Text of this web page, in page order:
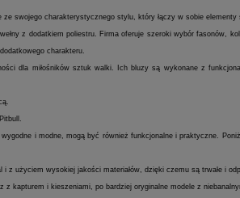
swojego charakterystycznego stylu, który łączy w sobie elementy
z dodatkiem poliestru. Firma oferuje szeroki wybór fasonów,
charakteru.
dla miłośników sztuk walki. Ich bluzy są wykonane z
i modne, mogą być również funkcjonalne i praktyczne.
użyciem wysokiej jakości materiałów, dzięki czemu są trwałe i
kapturem i kieszeniami, po bardziej oryginalne modele z